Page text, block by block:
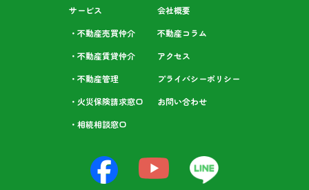
サービス
・不動産売買仲介
・不動産賃貸仲介
・不動産管理
・火災保険請求窓口
・相続相談⁩窓口
会社概要
不動産コラム
アクセス
プライバシーポリシー
お問い合わせ